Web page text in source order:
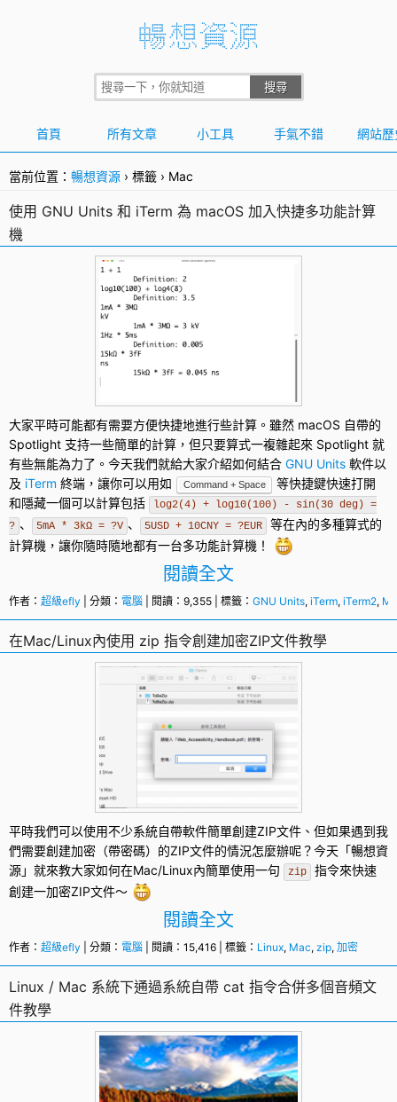
首頁 所有文章 小工具 手氣不錯 網站歷
當前位置： 暢想資源 › 標籤 › Mac
使用 GNU Units 和 iTerm 為 macOS 加入快捷多功能計算
機
大家平時可能都有需要方便快捷地進行些計算。雖然 macOS 自帶的
Spotlight 支持一些簡單的計算，但只要算式一複雜起來 Spotlight 就
有些無能為力了。今天我們就給大家介紹如何結合 GNU Units 軟件以
及 iTerm 終端，讓你可以用如 Command + Space
等快捷鍵快速打開
和隱藏一個可以計算包括
log2(4) + log10(100) - sin(30 deg) =
? 、 5mA * 3kΩ = ?V 、 5USD + 10CNY = ?EUR
等在內的多種算式的
計算機 ，讓你隨時隨地都有一台多功能計算機！
閱讀全文
作者： 超級efly | 分類： 電腦 | 閱讀：9,355 | 標籤： GNU Units, iTerm, iTerm2,
在Mac/Linux內使用 zip 指令創建加密ZIP文件教學
平時我們可以使用不少系統自帶軟件簡單創建ZIP文件、但如果遇到我
們需要創建加密 （帶密碼）的ZIP文件的情況怎麼辦呢？今天「暢想資
源」就來教大家如何在Mac/Linux內簡單使用一句 zip
指令來快速
創建一加密ZIP文件～
閱讀全文
作者： 超級efly | 分類： 電腦 | 閱讀：15,416 | 標籤： Linux, Mac, zip, 加密
Linux / Mac 系統下通過系統自帶 cat 指令合併多個音頻文
件教學